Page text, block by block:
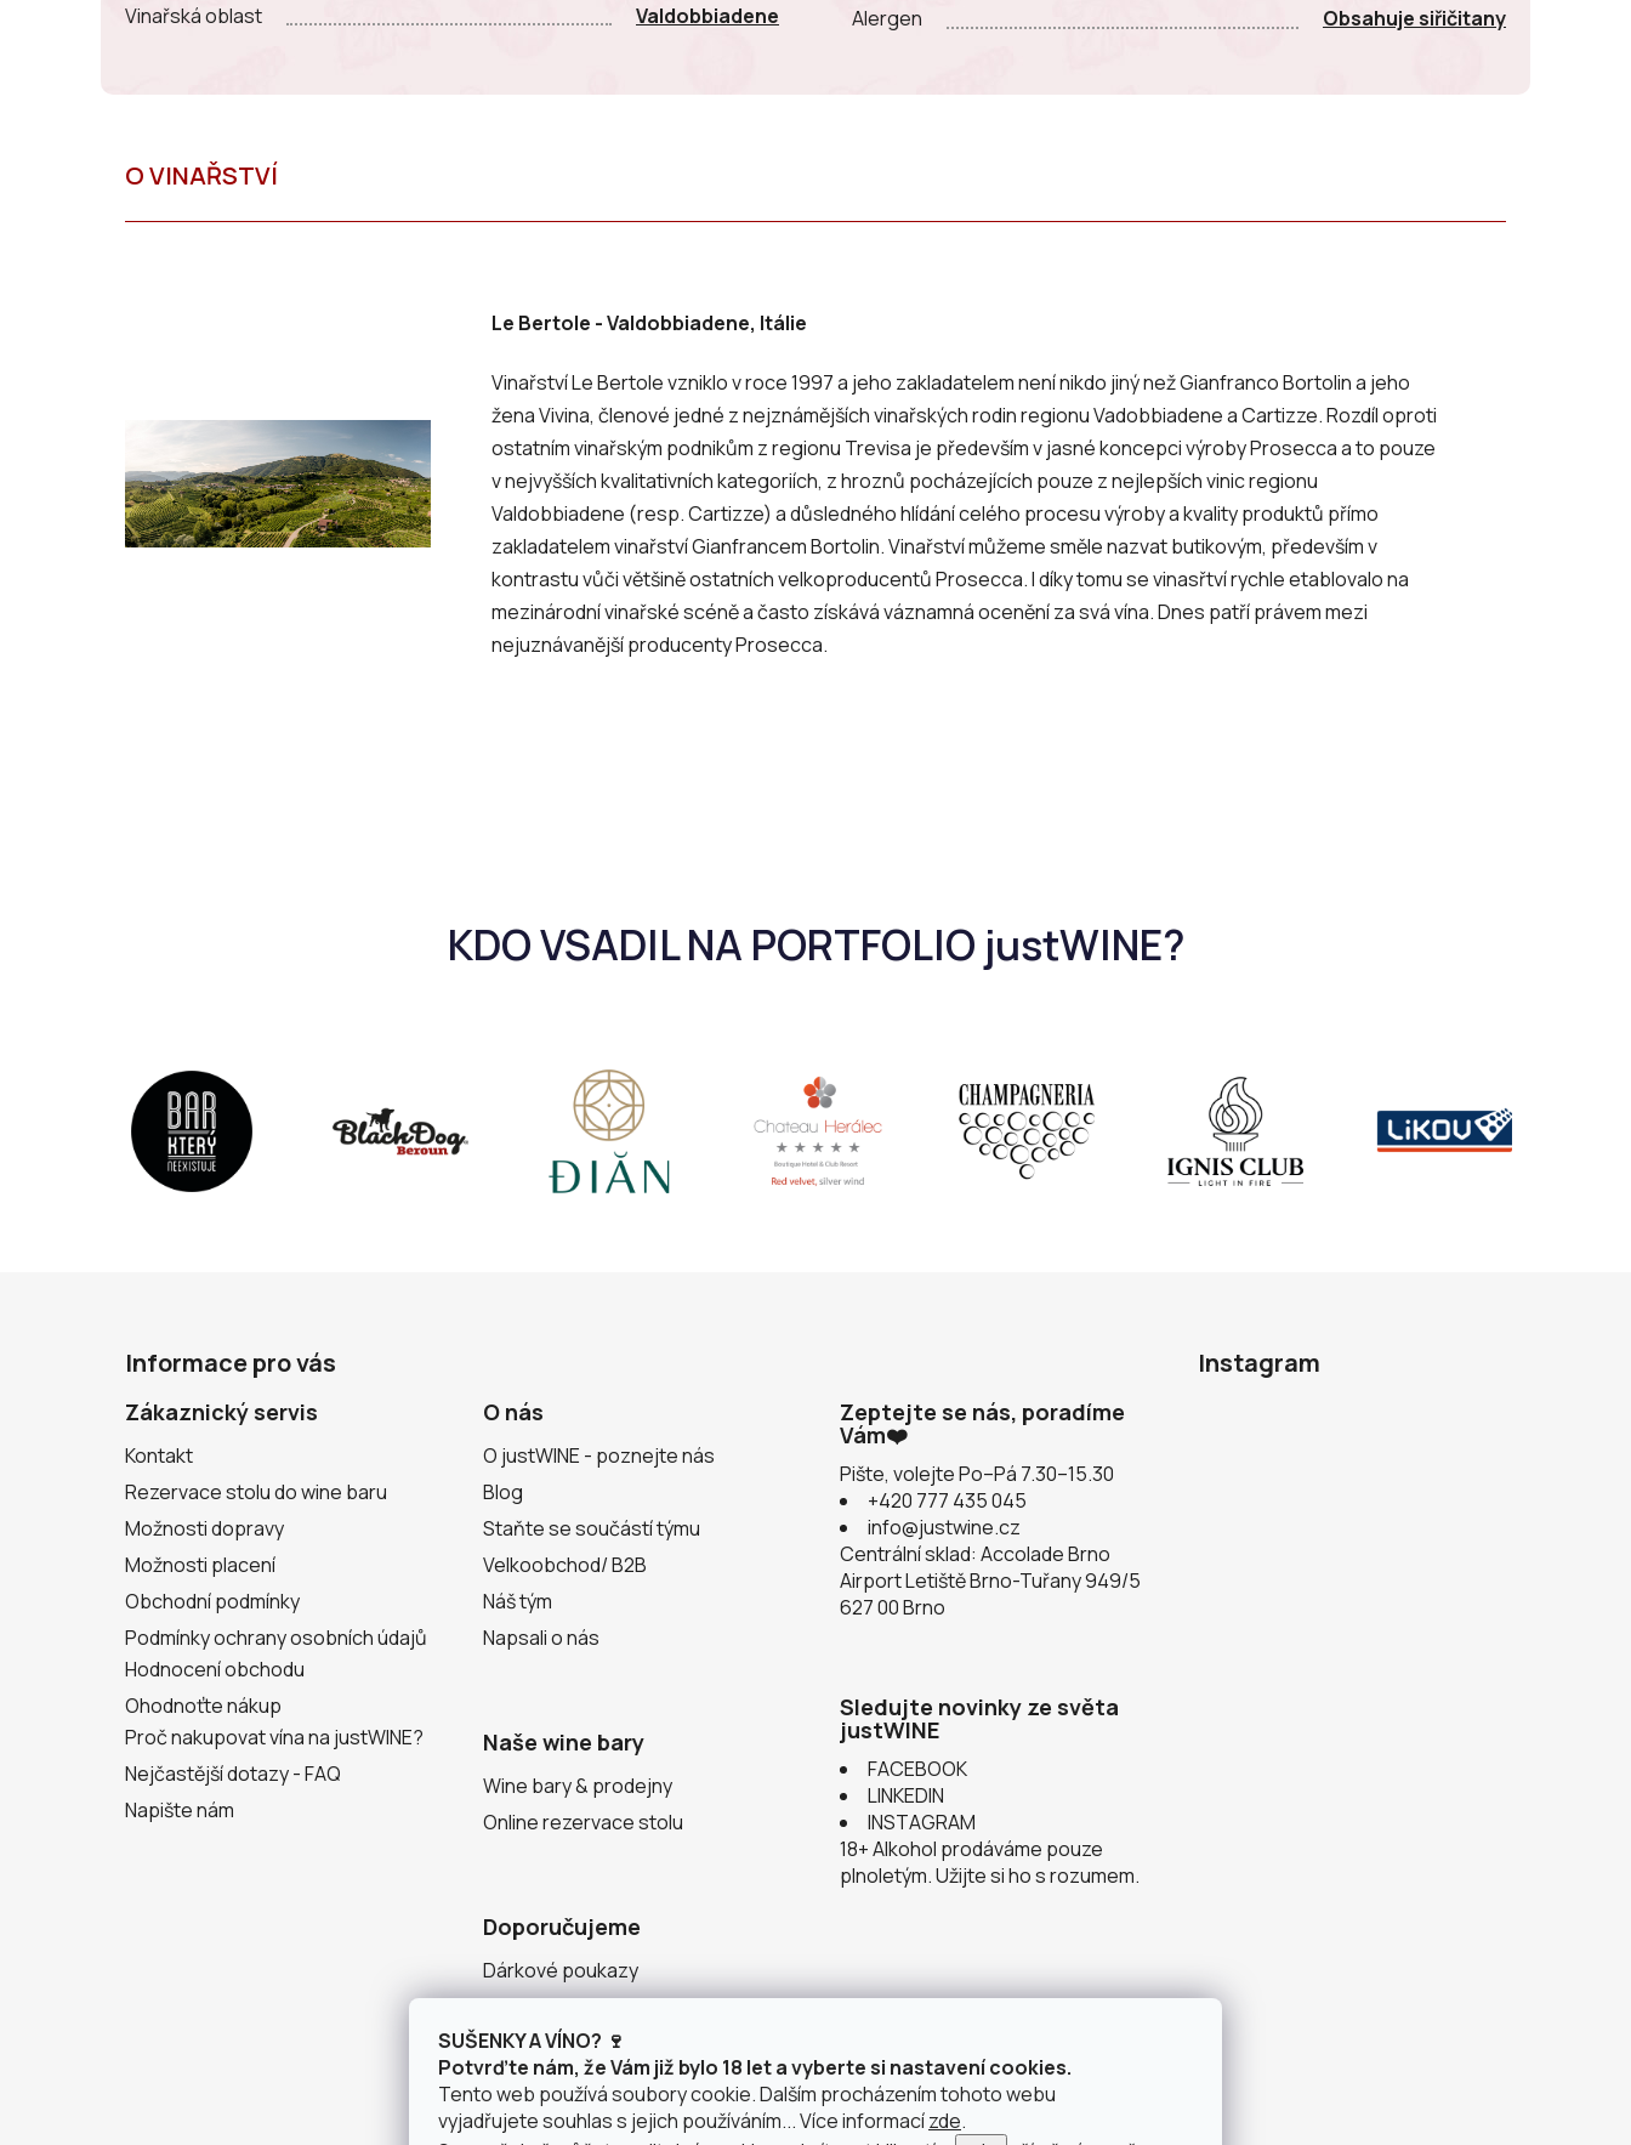
SUŠENKY A VÍNO? 🍷
Potvrďte nám, že Vám již bylo 18 let a vyberte si nastavení cookies.
Tento web používá soubory cookie. Dalším procházením tohoto webu
vyjadřujete souhlas s jejich používáním... Více informacízde.
Vinařská oblast
Valdobbiadene
Alergen
Obsahuje siřičitany
Le Bertole - Valdobbiadene, Itálie
Vinařství Le Bertole vzniklo v roce 1997 a jeho zakladatelem není nikdo jiný než Gianfranco Bortolin a jeho
žena Vivina, členové jedné z nejznámějších vinařských rodin regionu Vadobbiadene a Cartizze. Rozdíl oproti
ostatním vinařským podnikům z regionu Trevisa je především v jasné koncepci výroby Prosecca a to pouze
v nejvyšších kvalitativních kategoriích, z hroznů pocházejících pouze z nejlepších vinic regionu
Valdobbiadene (resp. Cartizze) a důsledného hlídání celého procesu výroby a kvality produktů přímo
zakladatelem vinařství Gianfrancem Bortolin. Vinařství můžeme směle nazvat butikovým, především v
kontrastu vůči většině ostatních velkoproducentů Prosecca. I díky tomu se vinasřtví rychle etablovalo na
mezinárodní vinařské scéně a často získává váznamná ocenění za svá vína. Dnes patří právem mezi
nejuznávanější producenty Prosecca.
Informace pro vás
Zákaznický servis
Kontakt
Rezervace stolu do wine baru
Možnosti dopravy
Možnosti placení
Obchodní podmínky
Podmínky ochrany osobních údajů
Hodnocení obchodu
Ohodnoťte nákup
Proč nakupovat vína na justWINE?
Nejčastější dotazy - FAQ
Napište nám
O nás
O justWINE - poznejte nás
Blog
Staňte se součástí týmu
Velkoobchod/ B2B
Náš tým
Napsali o nás
Naše wine bary
Wine bary & prodejny
Online rezervace stolu
Doporučujeme
Dárkové poukazy
Degustace v justWINE
Seznam vinařství
Zeptejte se nás, poradíme
Vám❤️
Pište, volejte Po–Pá 7.30–15.30
+420 777 435 045
info@justwine.cz
Centrální sklad: Accolade Brno
Airport Letiště Brno-Tuřany 949/5
627 00 Brno
Sledujte novinky ze světa
justWINE
FACEBOOK
LINKEDIN
INSTAGRAM
18+ Alkohol prodáváme pouze
plnoletým. Užijte si ho s rozumem.
Instagram